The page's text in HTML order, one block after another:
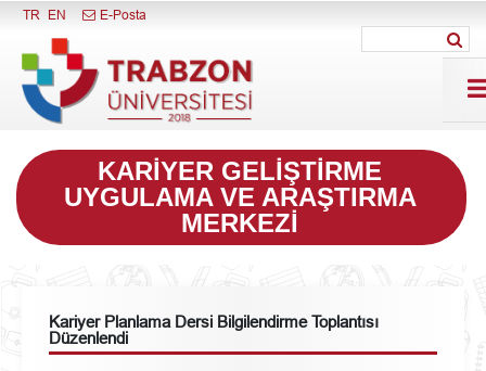
Menüyü Kapat
TR EN E-Posta
KARIYER GELIŞTIRME
UYGULAMA VE ARAŞTIRMA
MERKEZI
Kariyer Planlama Dersi Bilgilendirme Toplantısı
Düzenlendi